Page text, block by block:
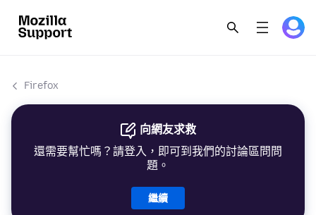
Firefox
向網友求救
還需要幫忙嗎？請登入，即可到我們的討論區問問
題。
繼續